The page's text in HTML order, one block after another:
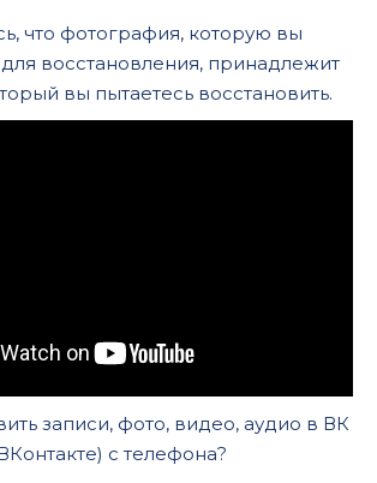
что фотография, которую вы
для восстановления, принадлежит
вы пытаетесь восстановить.
записи, фото, видео, аудио в ВК
с телефона?